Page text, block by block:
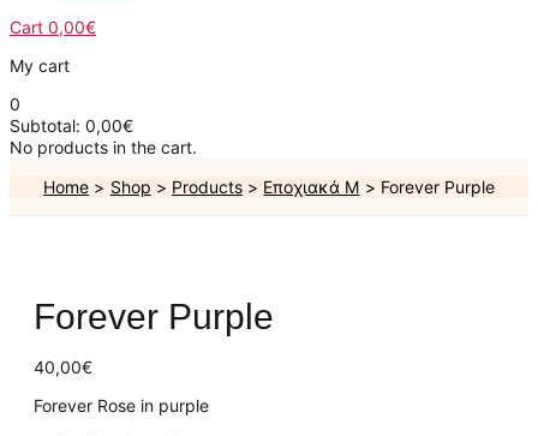
Cart 0,00€
My cart
0
Subtotal: 0,00€
No products in the cart.
Home
Shop Products Εποχιακά Μ Forever Purple
Forever Purple
40,00€
Forever Rose in purple